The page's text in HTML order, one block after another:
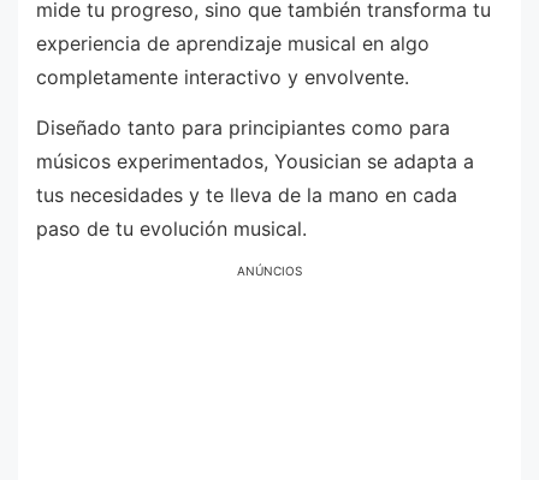
mide tu progreso, sino que también transforma tu
experiencia de aprendizaje musical en algo
completamente interactivo y envolvente.
Diseñado tanto para principiantes como para
músicos experimentados, Yousician se adapta a
tus necesidades y te lleva de la mano en cada
paso de tu evolución musical.
ANÚNCIOS